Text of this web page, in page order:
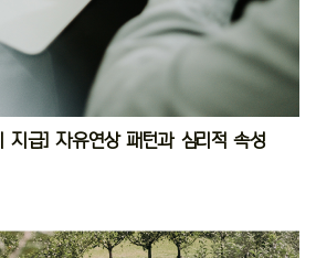
지급] 자유연상 패턴과 심리적 속성